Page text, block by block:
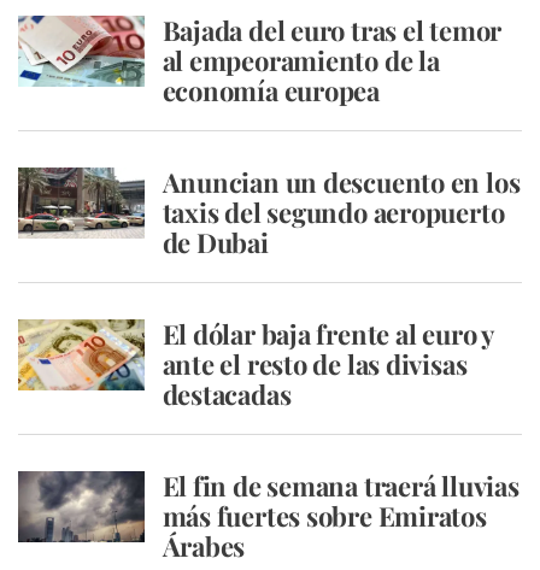
Bajada del euro tras el temor
al empeoramiento de la
economía europea
Anuncian un descuento en los
taxis del segundo aeropuerto
de Dubai
El dólar baja frente al euro y
ante el resto de las divisas
destacadas
El fin de semana traerá lluvias
más fuertes sobre Emiratos
Árabes